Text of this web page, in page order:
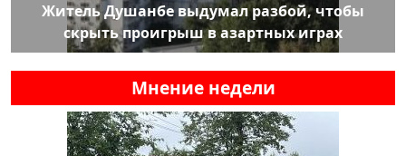
Житель Душанбе выдумал разбой, чтобы
скрыть проигрыш в азартных играх
Мнение недели